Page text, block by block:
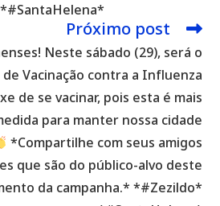
Próximo post
Neste sábado (29), será o
de Vacinação contra a Influenza
de se vacinar, pois esta é mais
para manter nossa cidade
*Compartilhe com seus amigos
que são do público-alvo deste
da campanha.* *#Zezildo*